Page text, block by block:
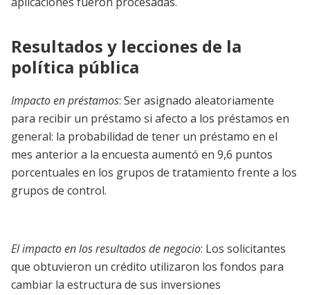
Resultados y lecciones de la
política pública
Impacto en préstamos: Ser asignado aleatoriamente
para recibir un préstamo si afecto a los préstamos en
general: la probabilidad de tener un préstamo en el
mes anterior a la encuesta aumentó en 9,6 puntos
porcentuales en los grupos de tratamiento frente a los
grupos de control.
El impacto en los resultados de negocio: Los solicitantes
que obtuvieron un crédito utilizaron los fondos para
cambiar la estructura de sus inversiones